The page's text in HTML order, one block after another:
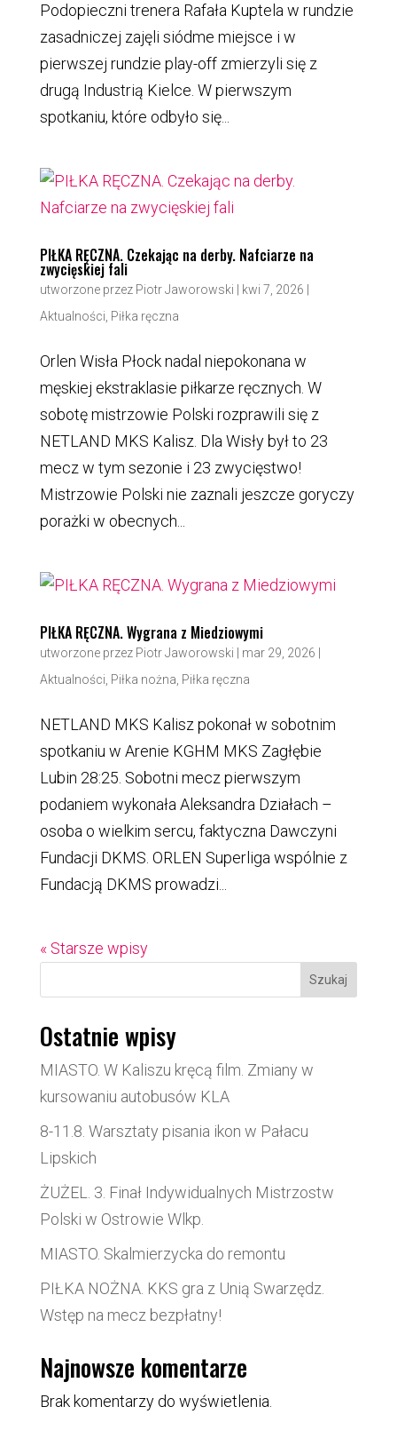
Podopieczni trenera Rafała Kuptela w rundzie
zasadniczej zajęli siódme miejsce i w
pierwszej rundzie play-off zmierzyli się z
drugą Industrią Kielce. W pierwszym
spotkaniu, które odbyło się...
PIŁKA RĘCZNA. Czekając na derby. Nafciarze na
zwycięskiej fali
utworzone przez Piotr Jaworowski kwi 7, 2026
Aktualności Piłka ręczna
Orlen Wisła Płock nadal niepokonana w
męskiej ekstraklasie piłkarze ręcznych. W
sobotę mistrzowie Polski rozprawili się z
NETLAND MKS Kalisz. Dla Wisły był to 23
mecz w tym sezonie i 23 zwycięstwo!
Mistrzowie Polski nie zaznali jeszcze goryczy
porażki w obecnych...
PIŁKA RĘCZNA. Wygrana z Miedziowymi
utworzone przez Piotr Jaworowski mar 29, 2026
Aktualności Piłka nożna Piłka ręczna
NETLAND MKS Kalisz pokonał w sobotnim
spotkaniu w Arenie KGHM MKS Zagłębie
Lubin 28:25. Sobotni mecz pierwszym
podaniem wykonała Aleksandra Działach –
osoba o wielkim sercu, faktyczna Dawczyni
Fundacji DKMS. ORLEN Superliga wspólnie z
Fundacją DKMS prowadzi...
« Starsze wpisy
Szukaj
Ostatnie wpisy
MIASTO. W Kaliszu kręcą film. Zmiany w
kursowaniu autobusów KLA
8-11.8. Warsztaty pisania ikon w Pałacu
Lipskich
ŻUŻEL. 3. Finał Indywidualnych Mistrzostw
Polski w Ostrowie Wlkp.
MIASTO. Skalmierzycka do remontu
PIŁKA NOŻNA. KKS gra z Unią Swarzędz.
Wstęp na mecz bezpłatny!
Najnowsze komentarze
Brak komentarzy do wyświetlenia.